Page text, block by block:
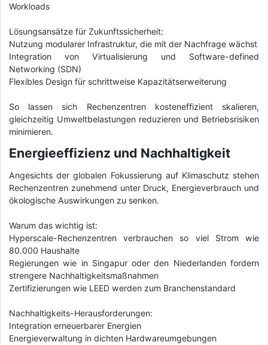
Workloads
Lösungsansätze für Zukunftssicherheit:
Nutzung modularer Infrastruktur, die mit der Nachfrage wächst
Integration von Virtualisierung und Software-defined
Networking (SDN)
Flexibles Design für schrittweise Kapazitätserweiterung
So lassen sich Rechenzentren kosteneffizient skalieren,
gleichzeitig Umweltbelastungen reduzieren und Betriebsrisiken
minimieren.
Energieeffizienz und Nachhaltigkeit
Angesichts der globalen Fokussierung auf Klimaschutz stehen
Rechenzentren zunehmend unter Druck, Energieverbrauch und
ökologische Auswirkungen zu senken.
Warum das wichtig ist:
Hyperscale-Rechenzentren verbrauchen so viel Strom wie
80.000 Haushalte
Regierungen wie in Singapur oder den Niederlanden fordern
strengere Nachhaltigkeitsmaßnahmen
Zertifizierungen wie LEED werden zum Branchenstandard
Nachhaltigkeits-Herausforderungen:
Integration erneuerbarer Energien
Energieverwaltung in dichten Hardwareumgebungen